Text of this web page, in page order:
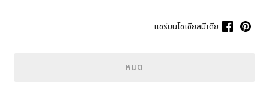
แชร์บนโซเชียลมีเดีย
หมด